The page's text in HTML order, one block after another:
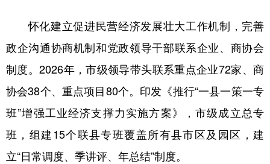
怀化建立促进民营经济发展壮大工作机制，完善
政企沟通协商机制和党政领导干部联系企业、商协会
制度。2026年，市级领导带头联系重点企业72家、商
协会38个、重点项目80个。印发《推行“一县一策一专
班”增强工业经济支撑力实施方案》，市级成立总专
班，组建15个联县专班覆盖所有县市区及园区，建
立“日常调度、季讲评、年总结”制度。